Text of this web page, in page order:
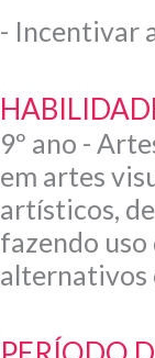
- Incentivar
9º ano -
em artes
artísticos,
fazendo
alternativos